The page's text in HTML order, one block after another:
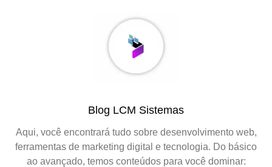
Blog LCM Sistemas
Aqui, você encontrará tudo sobre desenvolvimento web,
ferramentas de marketing digital e tecnologia. Do básico
ao avançado, temos conteúdos para você dominar: